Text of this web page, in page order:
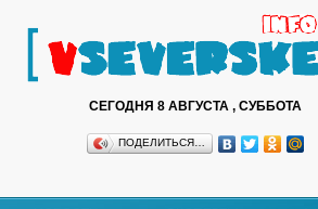
СЕГОДНЯ 8 АВГУСТА , СУББОТА
ПОДЕЛИТЬСЯ…